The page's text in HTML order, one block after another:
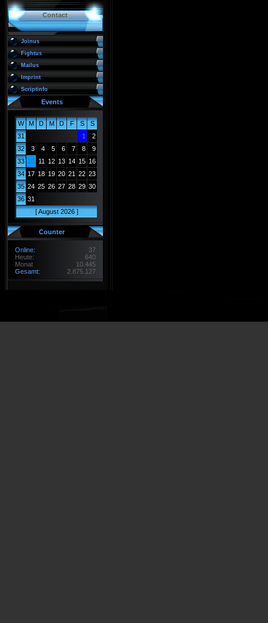
Contact
Joinus
Fightus
Mailus
Imprint
Scriptinfo
Events
W M D M D F S
S
31
1
2
32
3 4 5 6 7 8
9
33 10 11 12 13 14 15 16
34 17 18 19 20 21 22 23
35 24 25 26 27 28 29 30
36 31
<[ August 2026 ] >
Counter
Online:
37
Heute:
640
Monat
10.445
Gesamt:
2.875.127